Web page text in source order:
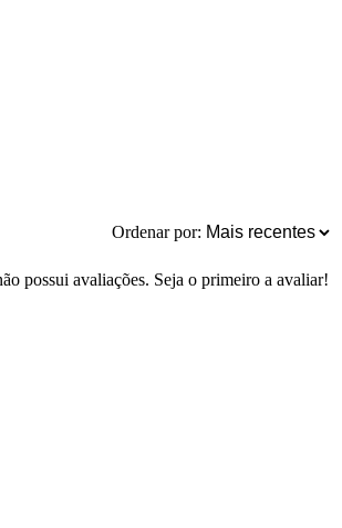
Ordenar por:
possui avaliações. Seja o primeiro a avaliar!